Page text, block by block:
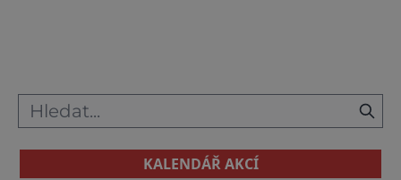
rudné mlýny a kde se tak
KALENDÁŘ AKCÍ